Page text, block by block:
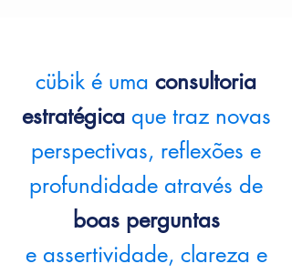
cübik é uma consultoria
estratégica que traz novas
perspectivas, reflexões e
profundidade através de
boas perguntas
e assertividade, clareza e